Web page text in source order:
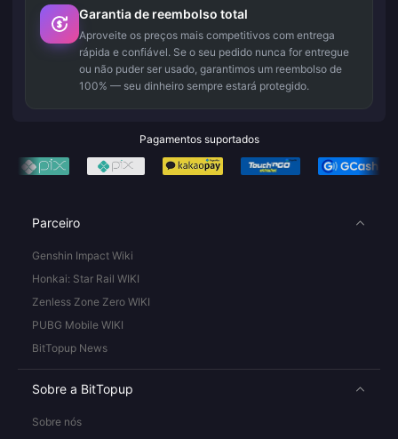
Garantia de reembolso total
Aproveite os preços mais competitivos com entrega
rápida e confiável. Se o seu pedido nunca for entregue
ou não puder ser usado, garantimos um reembolso de
100% — seu dinheiro sempre estará protegido.
Pagamentos suportados
Parceiro
Genshin Impact Wiki
Honkai: Star Rail WIKI
Zenless Zone Zero WIKI
PUBG Mobile WIKI
BitTopup News
Sobre a BitTopup
Sobre nós